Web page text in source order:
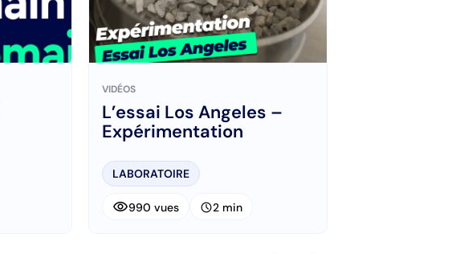
VIDÉOS
L’essai Los Angeles –
Expérimentation
LABORATOIRE
visibility990 vues schedule2 min